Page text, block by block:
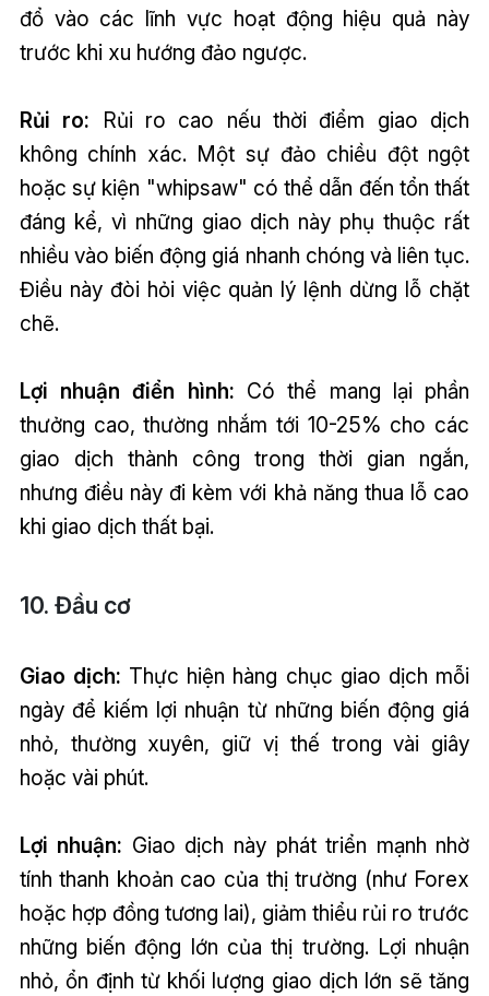
đổ vào các lĩnh vực hoạt động hiệu quả này
trước khi xu hướng đảo ngược.
Rủi ro: Rủi ro cao nếu thời điểm giao dịch
không chính xác. Một sự đảo chiều đột ngột
hoặc sự kiện "whipsaw" có thể dẫn đến tổn thất
đáng kể, vì những giao dịch này phụ thuộc rất
nhiều vào biến động giá nhanh chóng và liên tục.
Điều này đòi hỏi việc quản lý lệnh dừng lỗ chặt
chẽ.
Lợi nhuận điển hình: Có thể mang lại phần
thưởng cao, thường nhắm tới 10-25% cho các
giao dịch thành công trong thời gian ngắn,
nhưng điều này đi kèm với khả năng thua lỗ cao
khi giao dịch thất bại.
10. Đầu cơ
Giao dịch: Thực hiện hàng chục giao dịch mỗi
ngày để kiếm lợi nhuận từ những biến động giá
nhỏ, thường xuyên, giữ vị thế trong vài giây
hoặc vài phút.
Lợi nhuận: Giao dịch này phát triển mạnh nhờ
tính thanh khoản cao của thị trường (như Forex
hoặc hợp đồng tương lai), giảm thiểu rủi ro trước
những biến động lớn của thị trường. Lợi nhuận
nhỏ, ổn định từ khối lượng giao dịch lớn sẽ tăng